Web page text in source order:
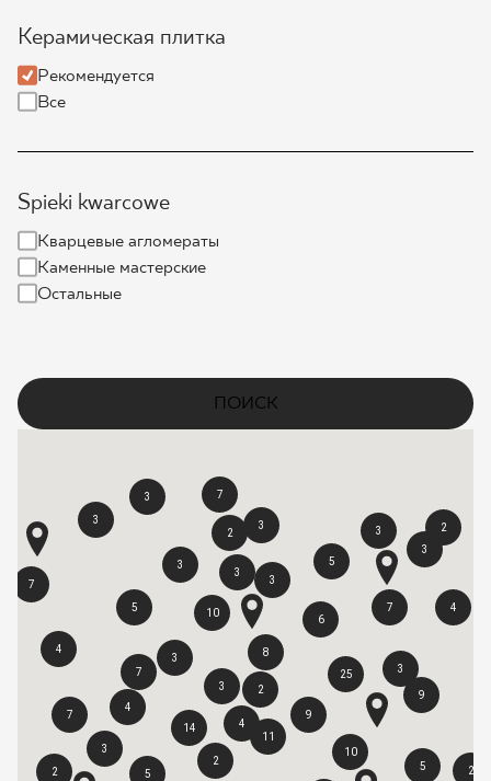
Керамическая плитка
Рекомендуется
Все
Spieki kwarcowe
Кварцевые агломераты
Каменные мастерские
Остальные
ПОИСК
3
14
9
10
5
7
4
3
7
9
5
25
3
7
4
5
11
10
2
3
6
3
3
3
3
3
5
2 2
3
3
8
4
7
7
2
4
3
2
2